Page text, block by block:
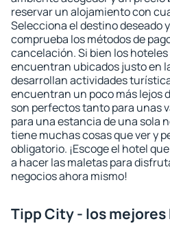
reservar un alojamiento con
Selecciona el destino deseado
comprueba los métodos de
cancelación. Si bien los hoteles
encuentran ubicados justo en
desarrollan actividades
encuentran un poco más lejos
son perfectos tanto para unas
para una estancia de una sola
tiene muchas cosas que ver y
obligatorio. ¡Escoge el hotel
a hacer las maletas para
negocios ahora mismo!
Tipp City - los